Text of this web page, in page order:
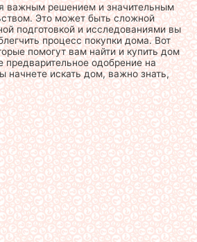
важным решением и значительным
Это может быть сложной
подготовкой и исследованиями вы
процесс покупки дома. Вот
помогут вам найти и купить дом
одобрение на
начнете искать дом, важно знать,